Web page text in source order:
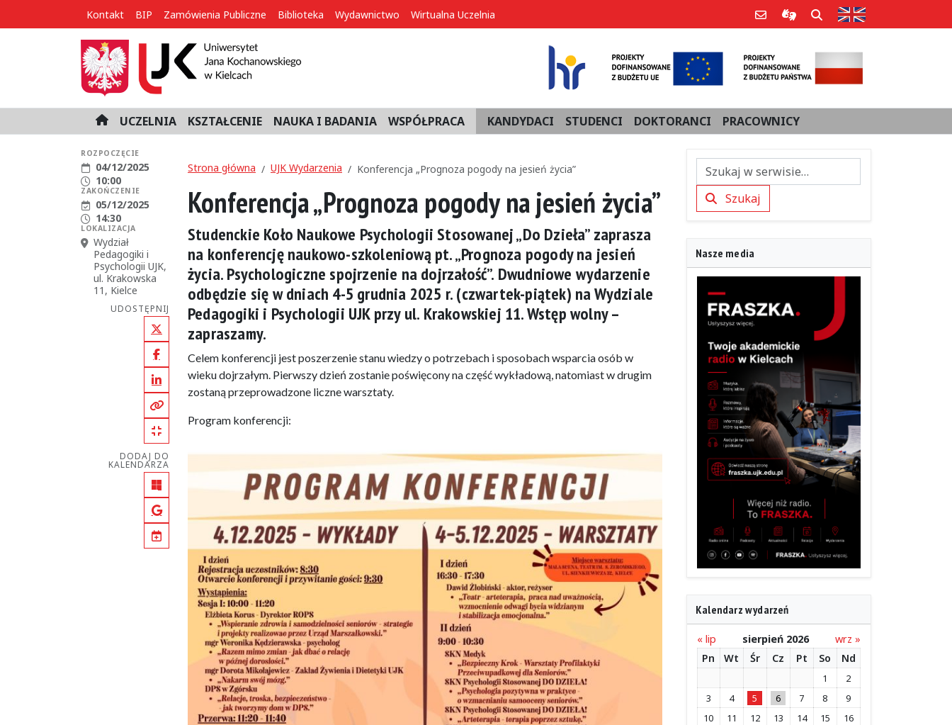
Kontakt BIP Zamówienia Publiczne Biblioteka Wydawnictwo Wirtualna Uczelnia Poczta e-mailInformacje dla użytkowników
Szukaj Strona w języku
H
o
m
e
UCZELNIA KSZTAŁCENIE NAUKA I BADANIA WSPÓŁPRACA KANDYDACI STUDENCI DOKTORANCI PRACOWNICY
ROZPOCZĘCIE
Data rozpoczęcia:
04/12/2025
Godzina rozpoczęcia:
10:00
ZAKOŃCZENIE
Data zakończenia:
05/12/2025
Godzina zakończenia:
14:30
LOKALIZACJA
Miejsce:
Wydział
Pedagogiki i
Psychologii UJK,
ul. Krakowska
11, Kielce
UDOSTĘPNIJ
X (Twitter)
Facebook
LinkedIn
Kopiuj pełny link
Kopiuj krótki link
DODAJ DO
KALENDARZA
Outlook
Google Calendar
iCal
Strona główna UJK Wydarzenia Konferencja „Prognoza pogody na jesień życia”
Konferencja „Prognoza pogody na jesień życia”
Studenckie Koło Naukowe Psychologii Stosowanej „Do Dzieła” zaprasza
na konferencję naukowo-szkoleniową pt. „Prognoza pogody na jesień
życia. Psychologiczne spojrzenie na dojrzałość”. Dwudniowe wydarzenie
odbędzie się w dniach 4-5 grudnia 2025 r. (czwartek-piątek) na Wydziale
Pedagogiki i Psychologii UJK przy ul. Krakowskiej 11. Wstęp wolny –
zapraszamy.
Celem konferencji jest poszerzenie stanu wiedzy o potrzebach i sposobach wsparcia osób w
wieku dojrzałym. Pierwszy dzień zostanie poświęcony na część wykładową, natomiast w drugim
zostaną przeprowadzone liczne warsztaty.
Program konferencji:
SzukajSzukaj
Nasze media
Kalendarz wydarzeń
« lip sierpień 2026
wrz »
Pn
Wt Śr Cz Pt So Nd
1
2
3
4 5 6 7 8
9
10
11 12 13 14 15
16